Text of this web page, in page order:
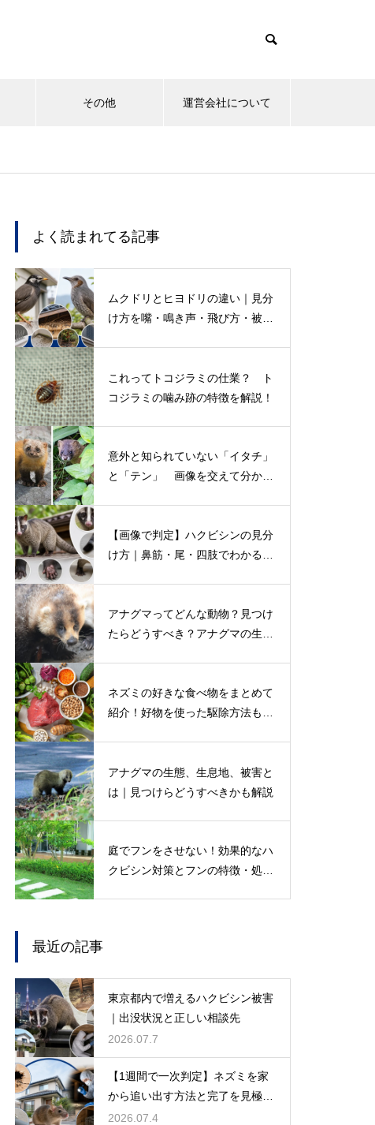
その他 運営会社について
よく読まれてる記事
ムクドリとヒヨドリの違い｜見分
け方を嘴・鳴き声・飛び方・被害
これってトコジラミの仕業？ ト
コジラミの噛み跡の特徴を解説！
意外と知られていない「イタチ」
と「テン」 画像を交えて分かり
【画像で判定】ハクビシンの見分
け方｜鼻筋・尾・四肢でわかる特
アナグマってどんな動物？見つけ
たらどうすべき？アナグマの生態
ネズミの好きな食べ物をまとめて
紹介！好物を使った駆除方法も解
アナグマの生態、生息地、被害と
は｜見つけらどうすべきかも解説
庭でフンをさせない！効果的なハ
クビシン対策とフンの特徴・処理
最近の記事
東京都内で増えるハクビシン被害
｜出没状況と正しい相談先
2026.07.7
【1週間で一次判定】ネズミを家
から追い出す方法と完了を見極め
る手順
2026.07.4